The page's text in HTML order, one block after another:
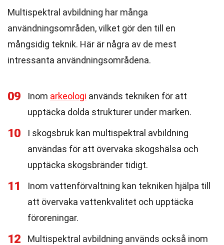
Multispektral avbildning har många
användningsområden, vilket gör den till en
mångsidig teknik. Här är några av de mest
intressanta användningsområdena.
09 Inom arkeologi används tekniken för att
upptäcka dolda strukturer under marken.
10
I skogsbruk kan multispektral avbildning
användas för att övervaka skogshälsa och
upptäcka skogsbränder tidigt.
11
Inom vattenförvaltning kan tekniken hjälpa till
att övervaka vattenkvalitet och upptäcka
föroreningar.
12 Multispektral avbildning används också inom